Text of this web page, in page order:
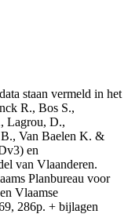
staan vermeld in het
R., Bos S.,
Lagrou, D.,
Van Baelen K. &
en
van Vlaanderen.
Planbureau voor
Vlaamse
286p. + bijlagen